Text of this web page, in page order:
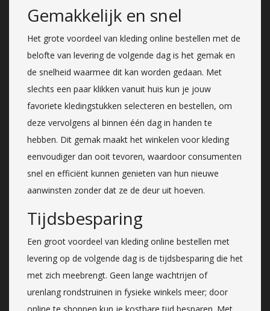
Gemakkelijk en snel
Het grote voordeel van kleding online bestellen met de
belofte van levering de volgende dag is het gemak en
de snelheid waarmee dit kan worden gedaan. Met
slechts een paar klikken vanuit huis kun je jouw
favoriete kledingstukken selecteren en bestellen, om
deze vervolgens al binnen één dag in handen te
hebben. Dit gemak maakt het winkelen voor kleding
eenvoudiger dan ooit tevoren, waardoor consumenten
snel en efficiënt kunnen genieten van hun nieuwe
aanwinsten zonder dat ze de deur uit hoeven.
Tijdsbesparing
Een groot voordeel van kleding online bestellen met
levering op de volgende dag is de tijdsbesparing die het
met zich meebrengt. Geen lange wachtrijen of
urenlang rondstruinen in fysieke winkels meer; door
online te shoppen kun je kostbare tijd besparen. Met